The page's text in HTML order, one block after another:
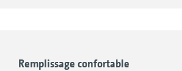
quantités résiduelles sont réduites.
Remplissage confortable